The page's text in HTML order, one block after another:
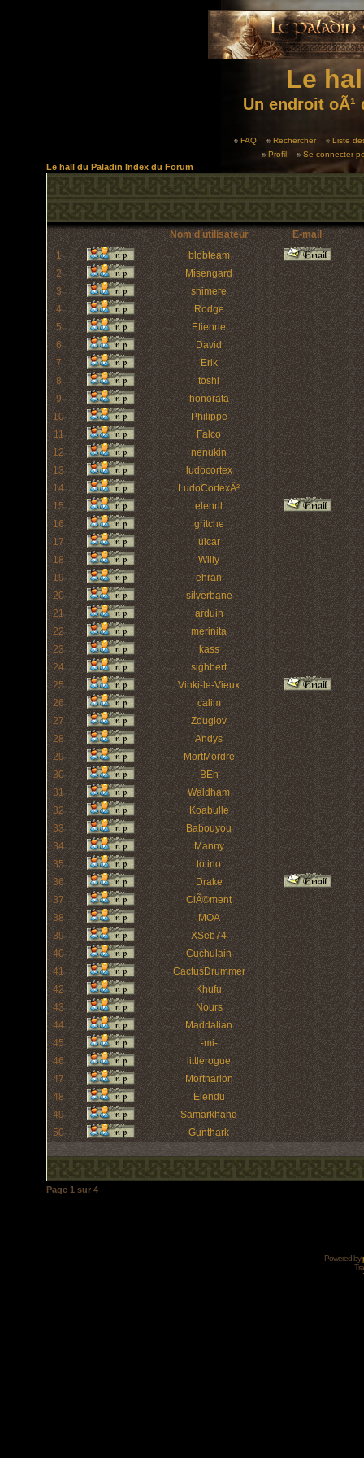
Le
Un endroit
FAQ Rechercher
Liste
Profil
Se connecter
Le hall du Paladin Index du Forum
Nom d'utilisateur
E-mail
1
blobteam
2
Misengard
3
shimere
4
Rodge
5
Etienne
6
David
7
Erik
8
toshi
9
honorata
10
Philippe
11
Falco
12
nenukin
13
ludocortex
14
LudoCortexÂ²
15
elenril
16
gritche
17
ulcar
18
Willy
19
ehran
20
silverbane
21
arduin
22
merinita
23
kass
24
sighbert
25
Vinki-le-Vieux
26
calim
27
Zouglov
28
Andys
29
MortMordre
30
BEn
31
Waldham
32
Koabulle
33
Babouyou
34
Manny
35
totino
36
Drake
37
ClÃ©ment
38
MOA
39
XSeb74
40
Cuchulain
41
CactusDrummer
42
Khufu
43
Nours
44
Maddalian
45
-mi-
46
littlerogue
47
Mortharion
48
Elendu
49
Samarkhand
50
Gunthark
Page 1 sur 4
Powered by